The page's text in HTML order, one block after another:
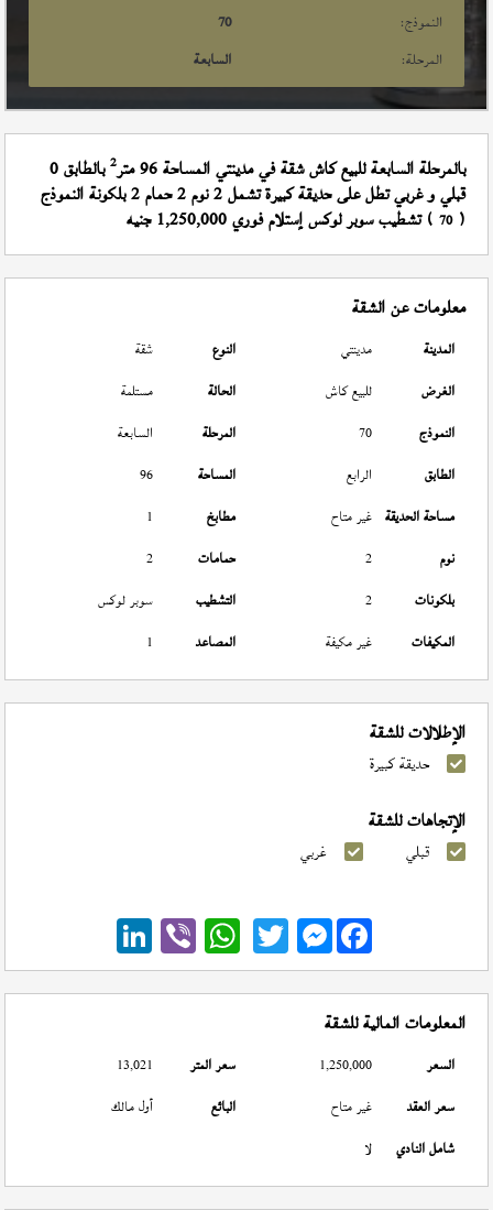
النموذج:
70
المرحلة:
السابعة
بالمرحلة السابعة للبيع كاش شقة في مدينتي المساحة 96 متر 2 بالطابق 0
قبلي و غربي تطل على حديقة كبيرة تشمل 2 نوم 2 حمام 2 بلكونة النموذج
(
70 ) تشطيب سوبر لوكس إستلام فوري 1,250,000 جنيه
معلومات عن الشقة
المدينة مدينتي النوع
شقة
الغرض
للبيع كاش الحالة
مستلمة
النموذج
70 المرحلة
السابعة
الطابق
الرابع المساحة
96
مساحة الحديقة غير متاح مطابخ
1
نوم
2 حمامات
2
بلكونات
2 التشطيب
سوبر لوكس
المكيفات
غير مكيفة المصاعد 1
الإطلالات للشقة
حديقة كبيرة
الإتجاهات للشقة
قبلي غربي
Messenger
المعلومات المالية للشقة
السعر 1,250,000 سعر المتر
13,021
سعر العقد
غير متاح البائع
أول مالك
شامل النادي
لا